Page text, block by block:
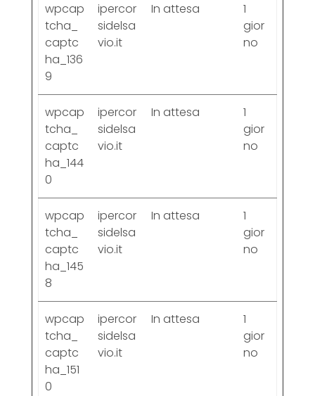
wpcap
tcha_
captc
ha_136
9
ipercor
sidelsa
vio.it
In attesa
1
gior
no
wpcap
tcha_
captc
ha_144
0
ipercor
sidelsa
vio.it
In attesa
1
gior
no
wpcap
tcha_
captc
ha_145
8
ipercor
sidelsa
vio.it
In attesa
1
gior
no
wpcap
tcha_
captc
ha_151
0
ipercor
sidelsa
vio.it
In attesa
1
gior
no